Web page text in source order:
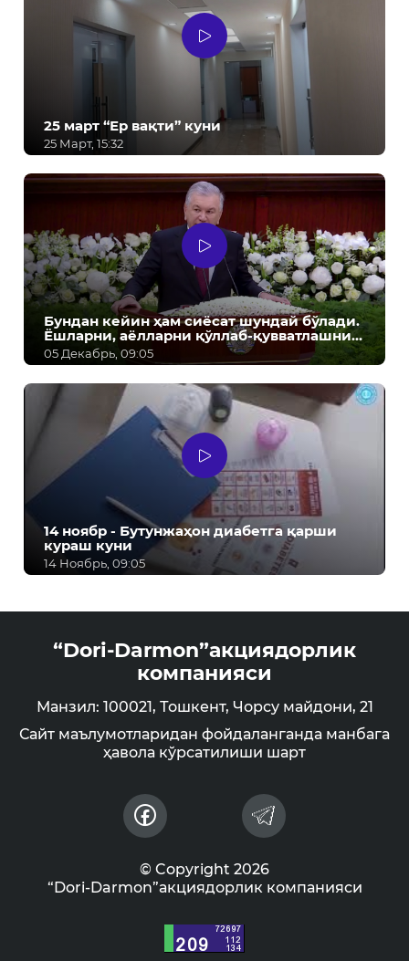
25 март “Ер вақти” куни
25 Март, 15:32
Бундан кейин ҳам сиёсат шундай бўлади.
Ёшларни, аёлларни қўллаб-қувватлашни
давом эттирамиз! - Ш.М. Мирзиёев
05 Декабрь, 09:05
14 ноябр - Бутунжаҳон диабетга қарши
кураш куни
14 Ноябрь, 09:05
“Dori-Darmon”акциядорлик
компанияси
Манзил: 100021, Тошкент, Чорсу майдони, 21
Сайт маълумотларидан фойдаланганда манбага
ҳавола кўрсатилиши шарт
© Copyright 2026
“Dori-Darmon”акциядорлик компанияси